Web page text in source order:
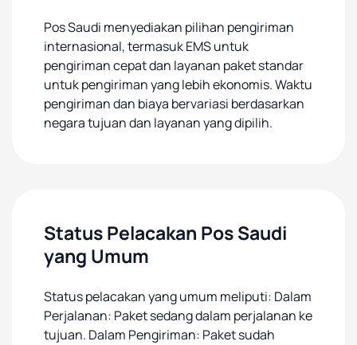
Pos Saudi menyediakan pilihan pengiriman
internasional, termasuk EMS untuk
pengiriman cepat dan layanan paket standar
untuk pengiriman yang lebih ekonomis. Waktu
pengiriman dan biaya bervariasi berdasarkan
negara tujuan dan layanan yang dipilih.
Status Pelacakan Pos Saudi
yang Umum
Status pelacakan yang umum meliputi: Dalam
Perjalanan: Paket sedang dalam perjalanan ke
tujuan. Dalam Pengiriman: Paket sudah